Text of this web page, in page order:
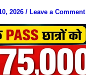
2026/ Leave a Comment